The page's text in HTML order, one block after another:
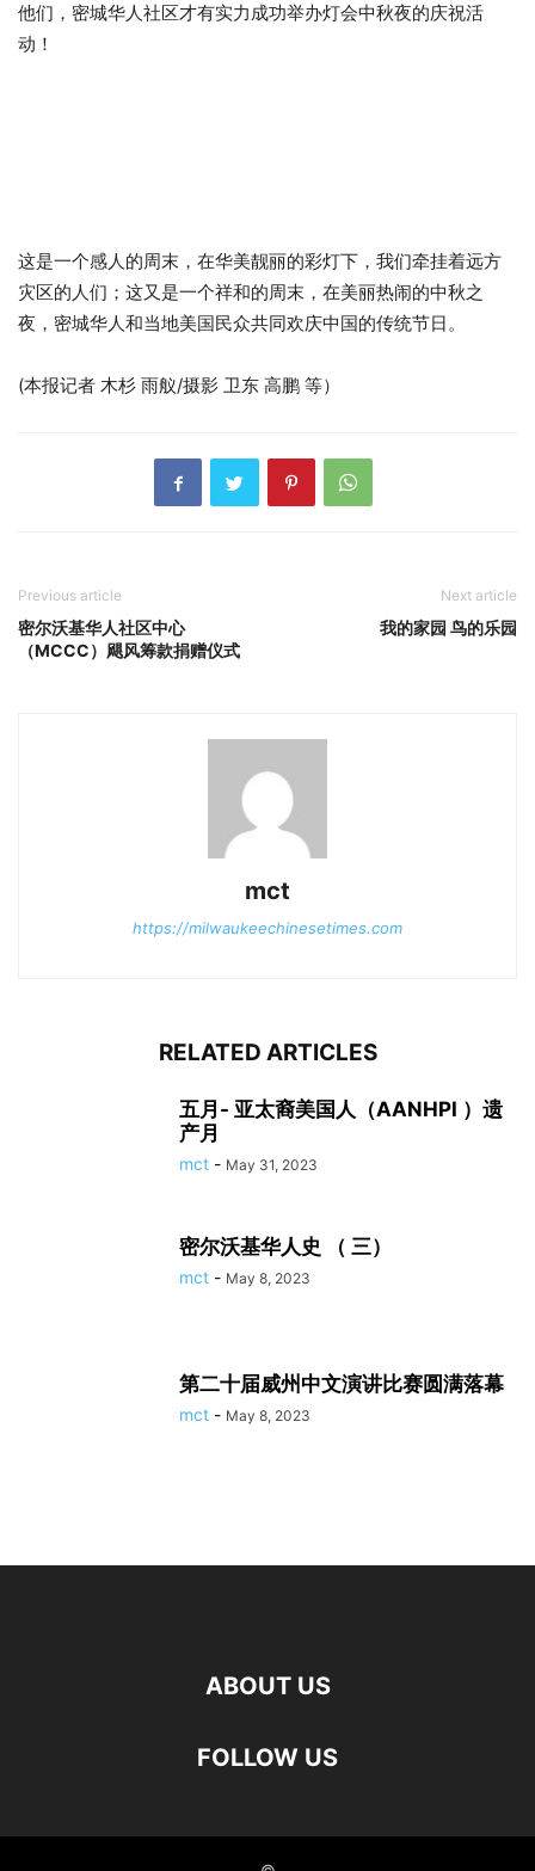
他们，密城华人社区才有实力成功举办灯会中秋夜的庆祝活
动！
这是一个感人的周末，在华美靓丽的彩灯下，我们牵挂着远方
灾区的人们；这又是一个祥和的周末，在美丽热闹的中秋之
夜，密城华人和当地美国民众共同欢庆中国的传统节日。
(本报记者 木杉 雨舣/摄影 卫东 高鹏 等）
Previous article
密尔沃基华人社区中心
（MCCC）飓风筹款捐赠仪式
Next article
我的家园 鸟的乐园
mct
https://milwaukeechinesetimes.com
RELATED ARTICLES
五月- 亚太裔美国人（AANHPI ）遗
产月
mct - May 31, 2023
密尔沃基华人史 （ 三）
mct - May 8, 2023
第二十届威州中文演讲比赛圆满落幕
mct - May 8, 2023
ABOUT US
FOLLOW US